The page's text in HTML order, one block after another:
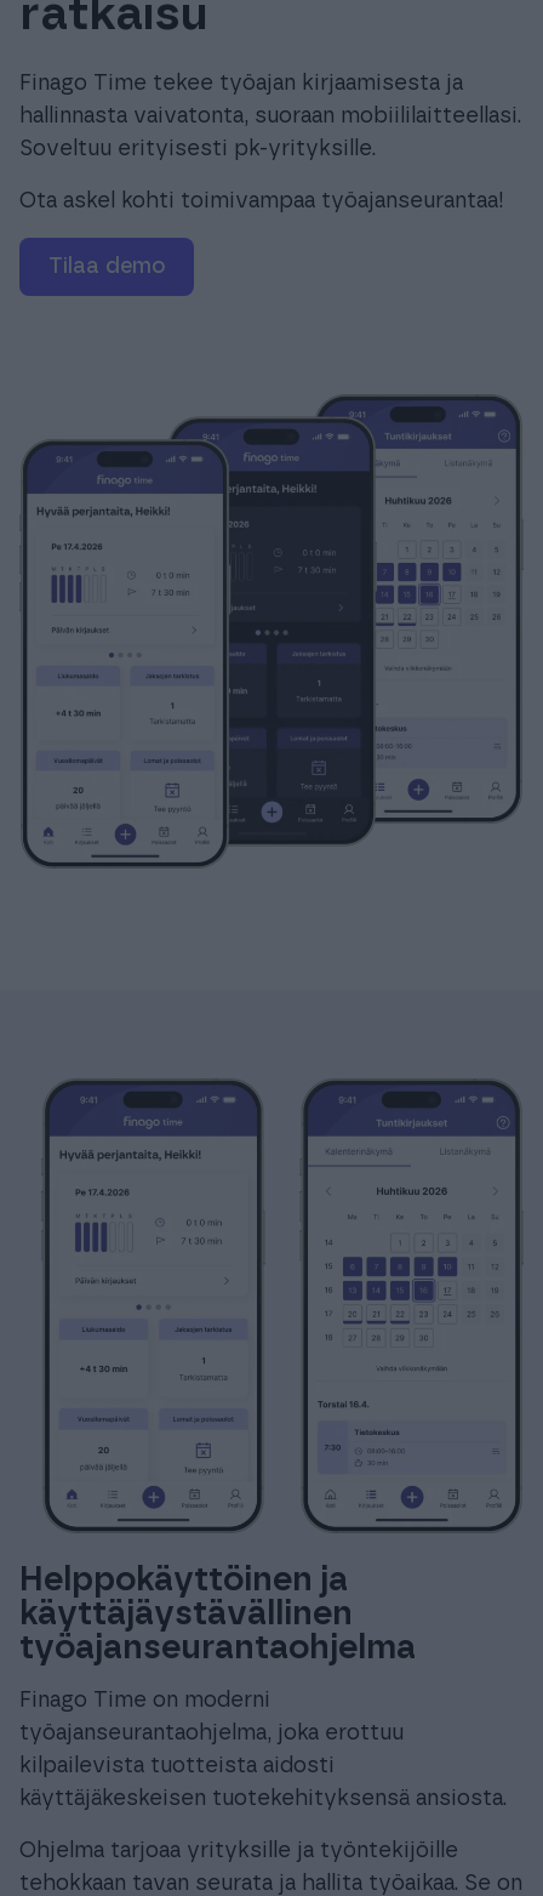
Tuki & Koulutus
Meistä & Ajankohtaista
Kirjaudu
ratkaisu
Finago Time tekee työajan kirjaamisesta ja
hallinnasta vaivatonta, suoraan mobiililaitteellasi.
Soveltuu erityisesti pk-yrityksille.
Ota askel kohti toimivampaa työajanseurantaa!
Tilaa demo
Helppokäyttöinen ja
käyttäjäystävällinen
työajanseurantaohjelma
Finago Time on moderni
työajanseurantaohjelma, joka erottuu
kilpailevista tuotteista aidosti
käyttäjäkeskeisen tuotekehityksensä ansiosta.
Ohjelma tarjoaa yrityksille ja työntekijöille
tehokkaan tavan seurata ja hallita työaikaa. Se on